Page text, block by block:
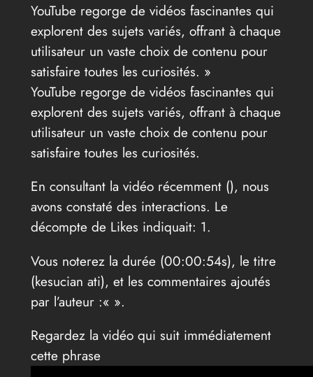
YouTube regorge de vidéos fascinantes qui
explorent des sujets variés, offrant à chaque
utilisateur un vaste choix de contenu pour
satisfaire toutes les curiosités. »
YouTube regorge de vidéos fascinantes qui
explorent des sujets variés, offrant à chaque
utilisateur un vaste choix de contenu pour
satisfaire toutes les curiosités.
En consultant la vidéo récemment (), nous
avons constaté des interactions. Le
décompte de Likes indiquait: 1.
Vous noterez la durée (00:00:54s), le titre
(kesucian ati), et les commentaires ajoutés
par l’auteur :« ».
Regardez la vidéo qui suit immédiatement
cette phrase